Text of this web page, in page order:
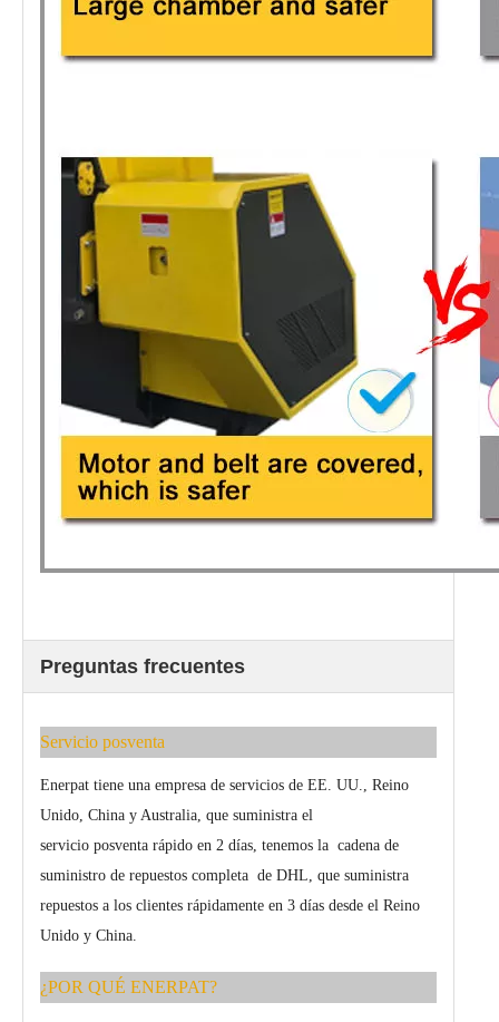
Preguntas frecuentes
Servicio posventa
Enerpat tiene una empresa de servicios de EE. UU., Reino
Unido, China y Australia, que suministra el
servicio posventa rápido en 2 días, tenemos la cadena de
suministro de repuestos completa de DHL, que suministra
repuestos a los clientes rápidamente en 3 días desde el Reino
Unido y China.
¿POR QUÉ ENERPAT?